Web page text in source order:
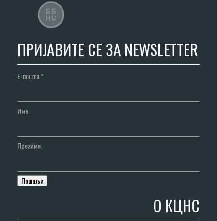
ПРИЈАВИТЕ СЕ ЗА NEWSLETTER
Е-пошта*
Име
Презиме
О КЦНС